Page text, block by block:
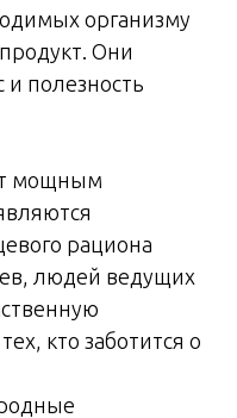
организму
Они
и полезность
мощным
рациона
людей ведущих
кто заботится о